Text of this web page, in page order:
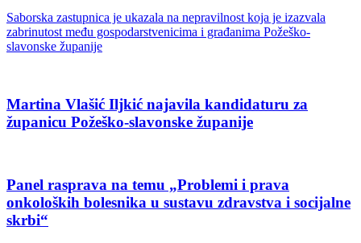
Saborska zastupnica je ukazala na nepravilnost koja je izazvala
zabrinutost među gospodarstvenicima i građanima Požeško-
slavonske županije
Martina Vlašić Iljkić najavila kandidaturu za
županicu Požeško-slavonske županije
Panel rasprava na temu „Problemi i prava
onkoloških bolesnika u sustavu zdravstva i socijalne
skrbi“